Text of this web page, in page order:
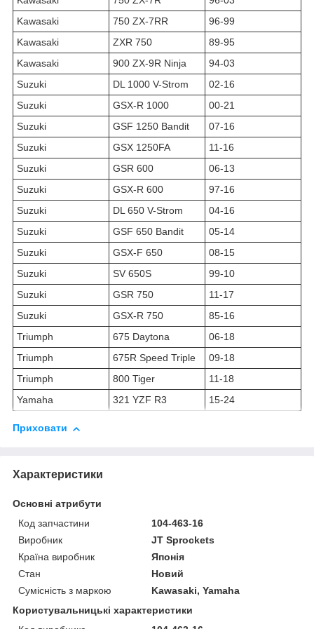
Kawasaki
750 ZX-7RR
96-99
Kawasaki
ZXR 750
89-95
Kawasaki
900 ZX-9R Ninja
94-03
Suzuki
DL 1000 V-Strom
02-16
Suzuki
GSX-R 1000
00-21
Suzuki
GSF 1250 Bandit
07-16
Suzuki
GSX 1250FA
11-16
Suzuki
GSR 600
06-13
Suzuki
GSX-R 600
97-16
Suzuki
DL 650 V-Strom
04-16
Suzuki
GSF 650 Bandit
05-14
Suzuki
GSX-F 650
08-15
Suzuki
SV 650S
99-10
Suzuki
GSR 750
11-17
Suzuki
GSX-R 750
85-16
Triumph
675 Daytona
06-18
Triumph
675R Speed Triple
09-18
Triumph
800 Tiger
11-18
Yamaha
321 YZF R3 15-24
Приховати
Характеристики
Основні атрибути
Код запчастини
104-463-16
Виробник
JT Sprockets
Країна виробник
Японія
Стан
Новий
Сумісність з маркою
Kawasaki, Yamaha
Користувальницькі характеристики